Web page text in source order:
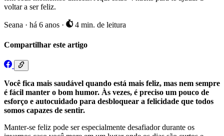
voltar a ser feliz.
Seana · há 6 anos · 4 min. de leitura
Compartilhar este artigo
Você fica mais saudável quando está mais feliz, mas nem sempre
é fácil manter o bom humor. Às vezes, é preciso um pouco de
esforço e autocuidado para desbloquear a felicidade que todos
somos capazes de sentir.
Manter-se feliz pode ser especialmente desafiador durante os